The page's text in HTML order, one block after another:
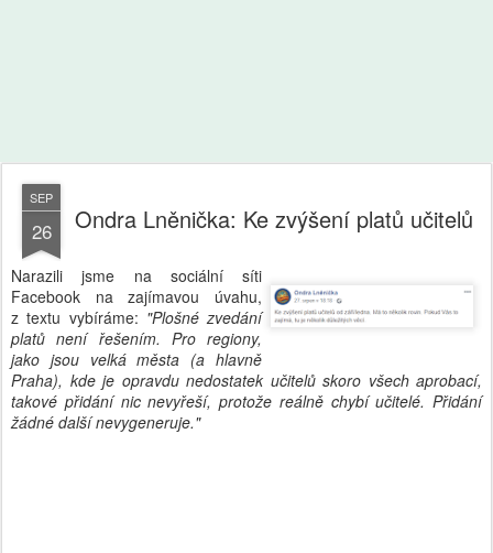
SEP
26 Ondra Lněnička: Ke zvýšení platů učitelů
Narazili jsme na sociální síti
Facebook na zajímavou úvahu,
z textu vybíráme: "Plošné zvedání
platů není řešením. Pro regiony,
jako jsou velká města (a hlavně
Praha), kde je opravdu nedostatek učitelů skoro všech aprobací,
takové přidání nic nevyřeší, protože reálně chybí učitelé. Přidání
žádné další nevygeneruje."